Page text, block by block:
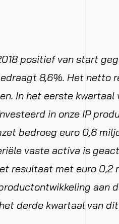
positief van start
8,6%. Het netto
In het eerste kwartaal
in onze IP
bedroeg euro 0,6
vaste activa is
resultaat met euro 0,2
aan
derde kwartaal van